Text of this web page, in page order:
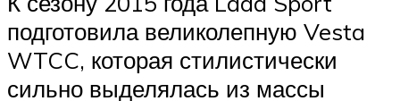
подготовила великолепную Vesta
WTCC, которая стилистически
сильно выделялась из массы